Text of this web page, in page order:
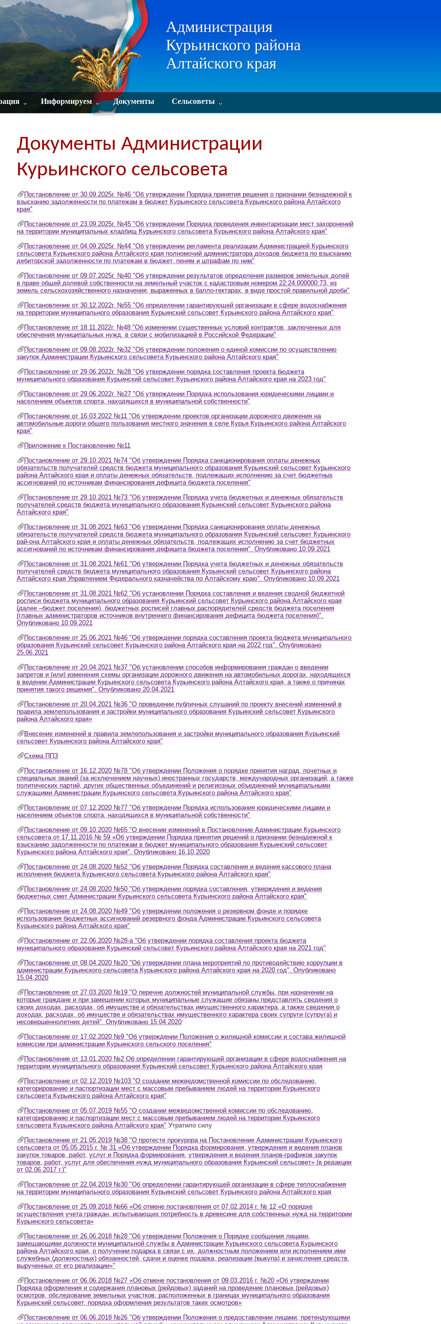
Администрация
Курьинского района
Алтайского края
Информируем Документы Сельсоветы
Документы Администрации
Курьинского сельсовета
Постановление от 30.09.2025г. №46 "Об утверждении Порядка принятия решения о признании безнадежной к
взысканию задолженности по платежам в бюджет Курьинского сельсовета Курьинского района Алтайского
края"
Постановление от 23.09.2025г. №45 "Об утверждении Порядка проведения инвентаризации мест захоронений
на территории муниципальных кладбищ Курьинского сельсовета Курьинского района Алтайского края"
Постановление от 04.09.2025г. №44 "Об утверждении регламента реализации Администрацией Курьинского
сельсовета Курьинского района Алтайского края полномочий администратора доходов бюджета по взысканию
дебиторской задолженности по платежам в бюджет, пеням и штрафам по ним"
Постановление от 09.07.2025г. №40 "Об утверждении результатов определения размеров земельных долей
в праве общей долевой собственности на земельный участок с кадастровым номером 22:24:000000:73, из
земель сельскохозяйственного назначения, выраженных в балло-гектарах, в виде простой правильной дроби"
Постановление от 30.12.2022г. №55 "Об определении гарантирующей организации в сфере водоснабжения
на территории муниципального образования Курьинский сельсовет Курьинского района Алтайского края"
Постановление от 18.11.2022г. №48 "Об изменении существенных условий контрактов, заключенных для
обеспечения муниципальных нужд, в связи с мобилизацией в Российской Федерации"
Постановление от 09.08.2022г. №32 "Об утверждении положения о единой комиссии по осуществлению
закупок Администрации Курьинского сельсовета Курьинского района Алтайского края"
Постановление от 29.06.2022г. №28 "Об утверждении порядка составления проекта бюджета
муниципального образования Курьинский сельсовет Курьинского района Алтайского края на 2023 год"
Постановление от 29.06.2022г. №27 "Об утверждении Порядка использования юридическими лицами и
населением объектов спорта, находящихся в муниципальной собственности"
Постановление от 16.03.2022 №11 "Об утверждении проектов организации дорожного движения на
автомобильные дороги общего пользования местного значения в селе Курья Курьинского района Алтайского
края"
Приложение к Постановлению №11
Постановление от 29.10.2021 №74 "Об утверждении Порядка санкционирования оплаты денежных
обязательств получателей средств бюджета муниципального образования Курьинский сельсовет Курьинского
района Алтайского края и оплаты денежных обязательств, подлежащих исполнению за счет бюджетных
ассигнований по источникам финансирования дефицита бюджета поселения"
Постановление от 29.10.2021 №73 "Об утверждении Порядка учета бюджетных и денежных обязательств
получателей средств бюджета муниципального образования Курьинский сельсовет Курьинского района
Алтайского края"
Постановление от 31.08.2021 №63 "Об утверждении Порядка санкционирования оплаты денежных
обязательств получателей средств бюджета муниципального образования Курьинский сельсовет Курьинского
рай-она Алтайского края и оплаты денежных обязательств, подлежащих исполнению за счет бюджетных
ассигнований по источникам финансирования дефицита бюджета поселения". Опубликовано 10.09.2021
Постановление от 31.08.2021 №61 "Об утверждении Порядка учета бюджетных и денежных обязательств
получателей средств бюджета муниципального образования Курьинский сельсовет Курьинского района
Алтайского края Управлением Федерального казначейства по Алтайскому краю". Опубликовано 10.09.2021
Постановление от 31.08.2021 №62 "Об установлении Порядка составления и ведения сводной бюджетной
росписи бюджета муниципального образования Курьинский сельсовет Курьинского района Алтайского края
(далее –бюджет поселения), бюджетных росписей главных распорядителей средств бюджета поселения
(главных администраторов источников внутреннего финансирования дефицита бюджета поселения)".
Опубликовано 10.09.2021
Постановление от 25.06.2021 №46 "Об утверждении порядка составления проекта бюджета муниципального
образования Курьинский сельсовет Курьинского района Алтайского края на 2022 год". Опубликовано
25.06.2021
Постановление от 20.04.2021 №37 "Об установлении способов информирования граждан о введении
запретов и (или) изменения схемы организации дорожного движения на автомобильных дорогах, находящихся
в ведении Администрации Курьинского сельсовета Курьинского района Алтайского края, а также о причинах
принятия такого решения". Опубликовано 20.04.2021
Постановление от 20.04.2021 №36 "О проведении публичных слушаний по проекту внесений изменений в
правила землепользования и застройки муниципального образования Курьинский сельсовет Курьинского
района Алтайского края»
Внесение изменений в правила землепользования и застройки муниципального образования Курьинский
сельсовет Курьинского района Алтайского края"
Схема ППЗ
Постановление от 16.12.2020 №78 "Об утверждении Положения о порядке принятия наград, почетных и
специальных званий (за исключением научных) иностранных государств, международных организаций, а также
политических партий, других общественных объединений и религиозных объединений муниципальными
служащими Администрации Курьинского сельсовета Курьинского района Алтайского края"
Постановление от 07.12.2020 №77 "Об утверждении Порядка использования юридическими лицами и
населением объектов спорта, находящихся в муниципальной собственности"
Постановление от 09.10.2020 №65 "О внесении изменений в Постановление Администрации Курьинского
сельсовета от 17.11.2016 № 59 «Об утверждении Порядка принятия решений о признании безнадежной к
взысканию задолженности по платежам в бюджет муниципального образования Курьинский сельсовет
Курьинского района Алтайского края". Опубликовано 16.10.2020
Постановление от 24.08.2020 №52 "Об утверждении Порядка составления и ведения кассового плана
исполнения бюджета Курьинского сельсовета Курьинского района Алтайского края"
Постановление от 24.08.2020 №50 "Об утверждении порядка составления, утверждения и ведения
бюджетных смет Администрации Курьинского сельсовета Курьинского района Алтайского края"
Постановление от 24.08.2020 №49 "Об утверждении положения о резервном фонде и порядке
использования бюджетных ассигнований резервного фонда Администрации Курьинского сельсовета
Курьинского района Алтайского края"
Постановление от 22.06.2020 №28-а "Об утверждении порядка составления проекта бюджета
муниципального образования Курьинский сельсовет Курьинского района Алтайского края на 2021 год"
Постановление от 08.04.2020 №20 "Об утверждении плана мероприятий по противодействию коррупции в
администрации Курьинского сельсовета Курьинского района Алтайского края на 2020 год". Опубликовано
15.04.2020
Постановление от 27.03.2020 №19 "О перечне должностей муниципальной службы, при назначении на
которые граждане и при замещении которых муниципальные служащие обязаны представлять сведения о
своих доходах, расходах, об имуществе и обязательствах имущественного характера, а также сведения о
доходах, расходах, об имуществе и обязательствах имущественного характера своих супруги (супруга) и
несовершеннолетних детей". Опубликовано 15.04.2020
Постановление от 17.02.2020 №9 "Об утверждении Положения о жилищной комиссии и состава жилищной
комиссии при администрации Курьинского сельского поселения"
Постановление от 13.01.2020 №2 Об определении гарантирующей организации в сфере водоснабжения на
территории муниципального образования Курьинский сельсовет Курьинского района Алтайского края
Постановление от 02.12.2019 №103 "О создании межведомственной комиссии по обследованию,
категорированию и паспортизации мест с массовым пребыванием людей на территории Курьинского
сельсовета Курьинского района Алтайского края"
Постановление от 05.07.2019 №55 "О создании межведомственной комиссии по обследованию,
категорированию и паспортизации мест с массовым пребыванием людей на территории Курьинского
сельсовета Курьинского района Алтайского края" Утратило силу
Постановление от 21.05.2019 №38 "О протесте прокурора на Постановление Администрации Курьинского
сельсовета от 05.05.2015 г. № 31 «Об утверждении Порядка формирования, утверждения и ведения планов
закупок товаров, работ, услуг и Порядка формирования, утверждения и ведения планов-графиков закупок
товаров, работ, услуг для обеспечения нужд муниципального образования Курьинский сельсовет» (в редакции
от 02.06.2017 г.)"
Постановление от 22.04.2019 №30 "Об определении гарантирующей организации в сфере теплоснабжения
на территории муниципального образования Курьинский сельсовет Курьинского района Алтайского края
Постановление от 25.09.2018 №66 «Об отмене постановления от 07.02.2014 г. № 12 «О порядке
осуществления учета граждан, испытывающих потребность в древесине для собственных нужд на территории
Курьинского сельсовета»
Постановление от 26.06.2018 №28 "Об утверждении Положения о Порядке сообщения лицами,
замещающими должности муниципальной службы в Администрации Курьинского сельсовета Курьинского
района Алтайского края, о получении подарка в связи с их, должностным положением или исполнением ими
служебных (должностных) обязанностей, сдачи и оценке подарка, реализации (выкупа) и зачисления средств,
вырученных от его реализации»"
Постановление от 06.06.2018 №27 «Об отмене постановления от 09.03.2016 г. №20 «Об утверждении
Порядка оформления и содержания плановых (рейдовых) заданий на проведение плановых (рейдовых)
осмотров, обследование земельных участков, расположенных в границах муниципального образования
Курьинский сельсовет, порядка оформления результатов таких осмотров»
Постановление от 06.06.2018 №26 "Об утверждении Положения о предоставлении лицами, претендующими